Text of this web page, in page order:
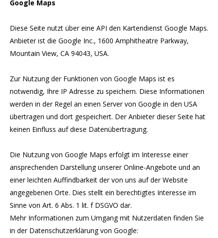
Google Maps
Diese Seite nutzt über eine API den Kartendienst Google Maps.
Anbieter ist die Google Inc., 1600 Amphitheatre Parkway,
Mountain View, CA 94043, USA.
Zur Nutzung der Funktionen von Google Maps ist es
notwendig, Ihre IP Adresse zu speichern. Diese Informationen
werden in der Regel an einen Server von Google in den USA
übertragen und dort gespeichert. Der Anbieter dieser Seite hat
keinen Einfluss auf diese Datenübertragung.
Die Nutzung von Google Maps erfolgt im Interesse einer
ansprechenden Darstellung unserer Online-Angebote und an
einer leichten Auffindbarkeit der von uns auf der Website
angegebenen Orte. Dies stellt ein berechtigtes Interesse im
Sinne von Art. 6 Abs. 1 lit. f DSGVO dar.
Mehr Informationen zum Umgang mit Nutzerdaten finden Sie
in der Datenschutzerklärung von Google: